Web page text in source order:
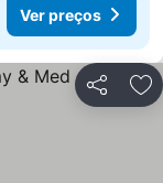
Ver preços
Partilhar